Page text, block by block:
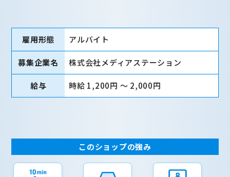
雇用形態 アルバイト
募集企業名 株式会社メディアステーション
給与 時給 1,200円 〜 2,000円
このショップの強み